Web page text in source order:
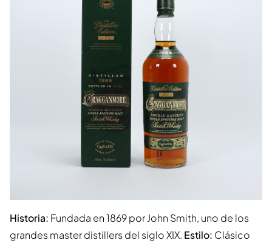
Historia: Fundada en 1869 por John Smith, uno de los
grandes master distillers del siglo XIX. Estilo: Clásico